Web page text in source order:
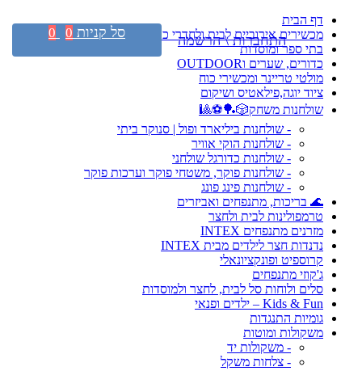
דף הבית
מכשירים אירוביים לבית ולחדרי כושר
בתי ספר ומוסדות
כדורים, שערים וOUTDOOR
מולטי טריינר ומכשירי כוח
ציוד יוגה,פילאטיס ושיקום
שולחנות משחק🎲🏓⚽🎱
- שולחנות ביליארד ופול | סנוקר ביתי
- שולחנות הוקי אוויר
- שולחנות כדורגל שולחני
- שולחנות פוקר, משטחי פוקר וערכות פוקר
- שולחנות פינג פונג
🌊 בריכות, מתנפחים ואביזרים
טרמפולינות לבית ולחצר
מזרנים מתנפחים INTEX
נדנדות חצר לילדים מבית INTEX
קרוספיט ופונקציונאלי
ג'קוזי מתנפחים
סלים ולוחות סל לבית, לחצר ולמוסדות
Kids & Fun – ילדים ופנאי
גומיות התנגדות
משקולות ומוטות
- משקולות יד
- צלחות משקל
התחברות \ הרשמה סל קניות 0
0